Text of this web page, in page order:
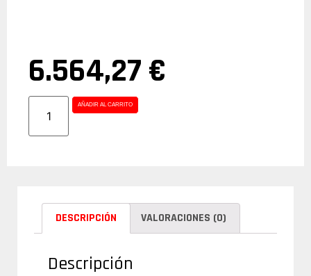
6.564,27 €
AÑADIR AL CARRITO
DESCRIPCIÓN VALORACIONES (0)
Descripción